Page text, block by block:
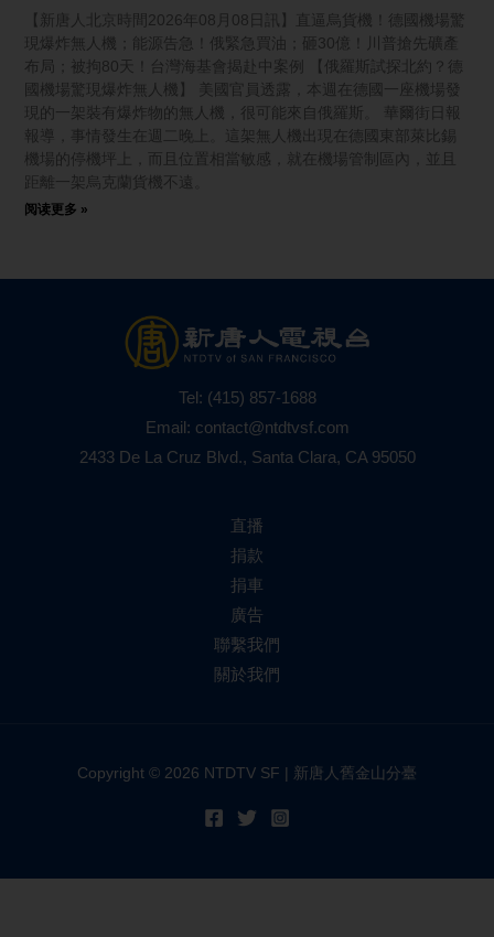
【新唐人北京時間2026年08月08日訊】直逼烏貨機！德國機場驚
現爆炸無人機；能源告急！俄緊急買油；砸30億！川普搶先礦產
布局；被拘80天！台灣海基會揭赴中案例 【俄羅斯試探北約？德
國機場驚現爆炸無人機】 美國官員透露，本週在德國一座機場發
現的一架裝有爆炸物的無人機，很可能來自俄羅斯。 華爾街日報
報導，事情發生在週二晚上。這架無人機出現在德國東部萊比錫
機場的停機坪上，而且位置相當敏感，就在機場管制區內，並且
距離一架烏克蘭貨機不遠。
阅读更多 »
Tel: (415) 857-1688
Email: contact@ntdtvsf.com
2433 De La Cruz Blvd., Santa Clara, CA 95050
直播
捐款
捐車
廣告
聯繫我們
關於我們
Copyright © 2026 NTDTV SF | 新唐人舊金山分臺